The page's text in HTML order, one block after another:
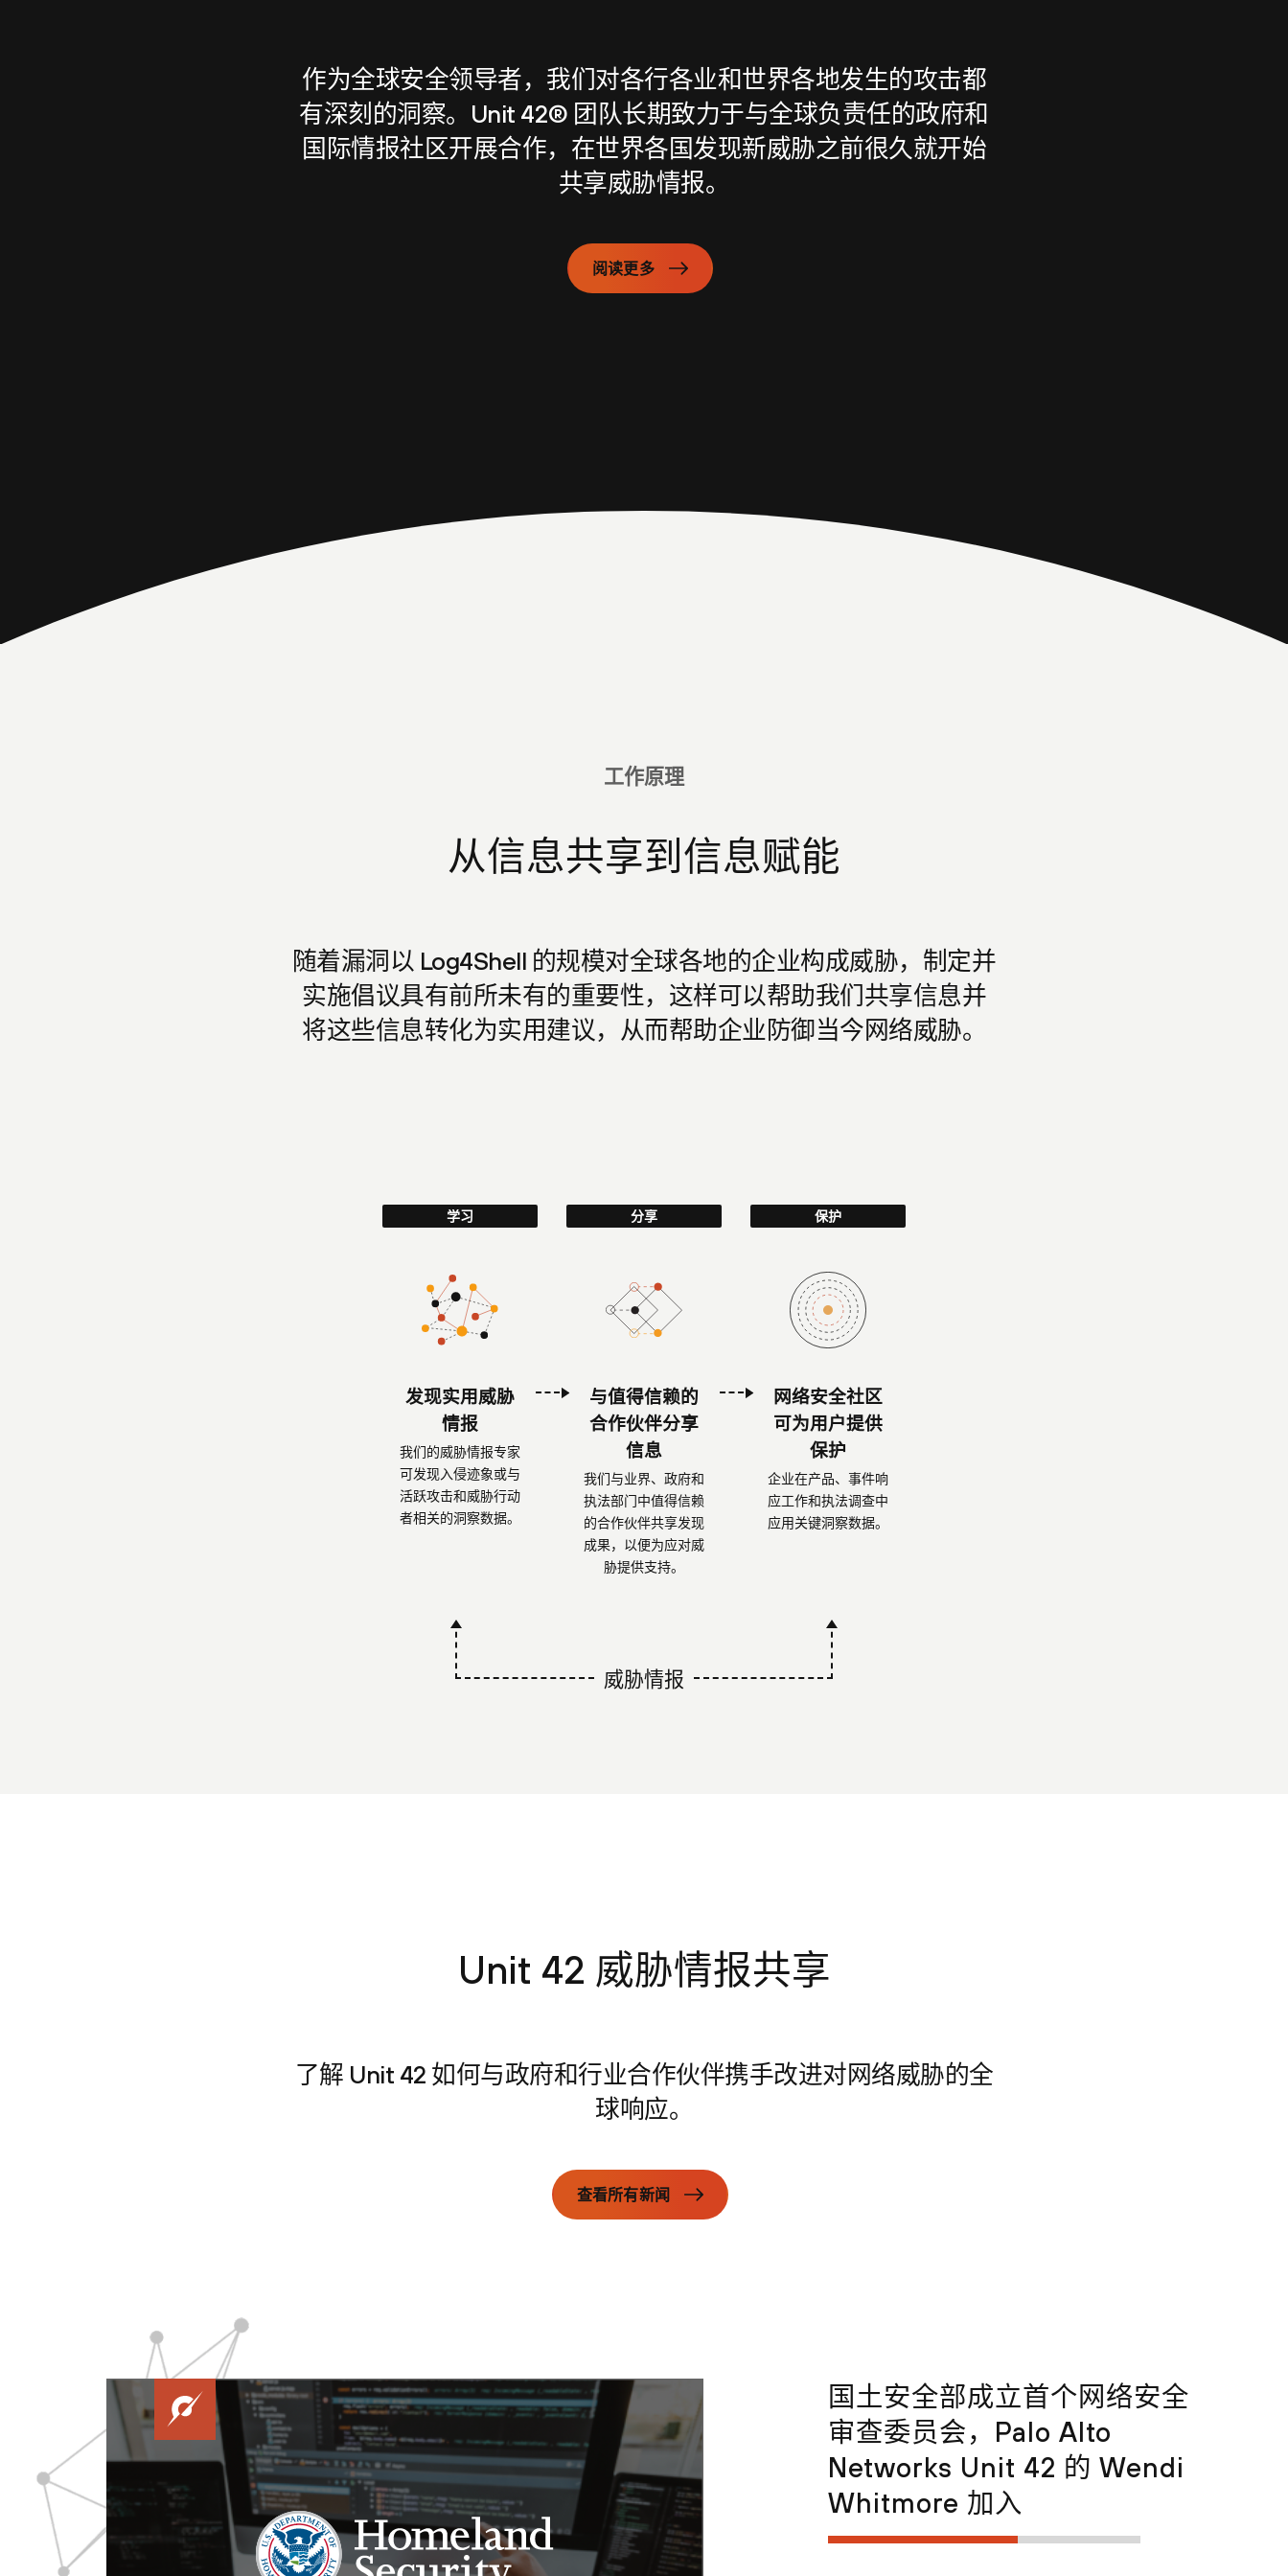
作为全球安全领导者，我们对各行各业和世界各地发生的攻击都
有深刻的洞察。Unit 42® 团队长期致力于与全球负责任的政府和
国际情报社区开展合作，在世界各国发现新威胁之前很久就开始
共享威胁情报。
阅读更多
工作原理
从信息共享到信息赋能
随着漏洞以 Log4Shell 的规模对全球各地的企业构成威胁，制定并
实施倡议具有前所未有的重要性，这样可以帮助我们共享信息并
将这些信息转化为实用建议，从而帮助企业防御当今网络威胁。
学习
发现实用威胁
情报
我们的威胁情报专家
可发现入侵迹象或与
活跃攻击和威胁行动
者相关的洞察数据。
分享
与值得信赖的
合作伙伴分享
信息
我们与业界、政府和
执法部门中值得信赖
的合作伙伴共享发现
成果，以便为应对威
胁提供支持。
保护
网络安全社区
可为用户提供
保护
企业在产品、事件响
应工作和执法调查中
应用关键洞察数据。
威胁情报
Unit 42 威胁情报共享
了解 Unit 42 如何与政府和行业合作伙伴携手改进对网络威胁的全
球响应。
查看所有新闻
国土安全部成立首个网络安全
审查委员会，Palo Alto
Networks Unit 42 的 Wendi
Whitmore 加入